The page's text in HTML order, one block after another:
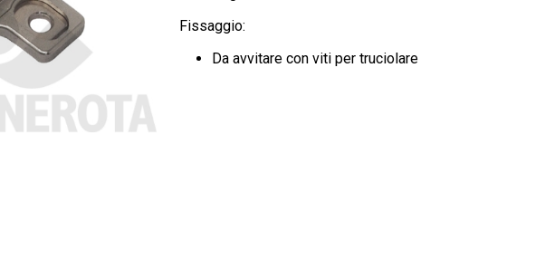
Fissaggio:
Da avvitare con viti per truciolare